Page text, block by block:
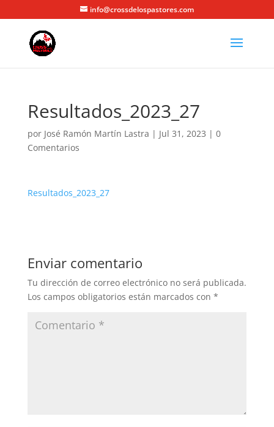
info@crossdelospastores.com
Resultados_2023_27
por José Ramón Martín Lastra | Jul 31, 2023 | 0
Comentarios
Resultados_2023_27
Enviar comentario
Tu dirección de correo electrónico no será publicada.
Los campos obligatorios están marcados con *